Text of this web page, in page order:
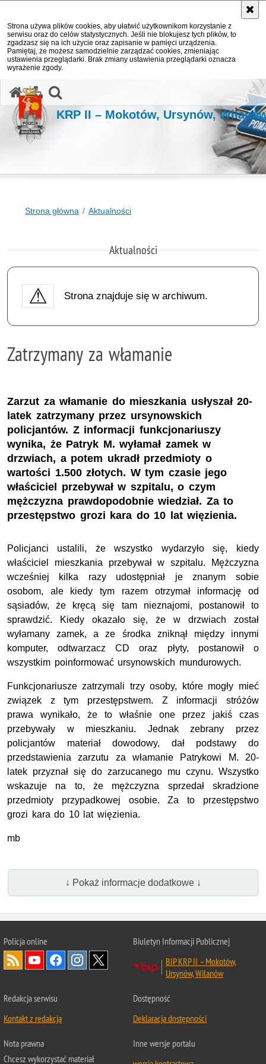
Strona używa plików cookies, aby ułatwić użytkownikom korzystanie z
serwisu oraz do celów statystycznych. Jeśli nie blokujesz tych plików, to
zgadzasz się na ich użycie oraz zapisanie w pamięci urządzenia.
Pamiętaj, że możesz samodzielnie zarządzać cookies, zmieniając
ustawienia przeglądarki. Brak zmiany ustawienia przeglądarki oznacza
wyrażenie zgody.
KRP II – Mokotów, Ursynów,
Strona główna Aktualności
Aktualności
Strona znajduje się w archiwum.
Zatrzymany za włamanie
Zarzut za włamanie do mieszkania usłyszał 20-
latek zatrzymany przez ursynowskich
policjantów. Z informacji funkcjonariuszy
wynika, że Patryk M. wyłamał zamek w
drzwiach, a potem ukradł przedmioty o
wartości 1.500 złotych. W tym czasie jego
właściciel przebywał w szpitalu, o czym
mężczyzna prawdopodobnie wiedział. Za to
przestępstwo grozi kara do 10 lat więzienia.
Policjanci ustalili, że wszystko wydarzyło się, kiedy
właściciel mieszkania przebywał w szpitalu. Mężczyzna
wcześniej kilka razy udostępniał je znanym sobie
osobom, ale kiedy tym razem otrzymał informację od
sąsiadów, że kręcą się tam nieznajomi, postanowił to
sprawdzić. Kiedy okazało się, że w drzwiach został
wyłamany zamek, a ze środka zniknął między innymi
komputer, odtwarzacz CD oraz płyty, postanowił o
wszystkim poinformować ursynowskich mundurowych.
Funkcjonariusze zatrzymali trzy osoby, które mogły mieć
związek z tym przestępstwem. Z informacji stróżów
prawa wynikało, że to właśnie one przez jakiś czas
przebywały w mieszkaniu. Jednak zebrany przez
policjantów materiał dowodowy, dał podstawy do
przedstawienia zarzutu za włamanie Patrykowi M. 20-
latek przyznał się do zarzucanego mu czynu. Wszystko
wskazuje na to, że mężczyzna sprzedał skradzione
przedmioty przypadkowej osobie. Za to przestępstwo
grozi kara do 10 lat więzienia.
mb
↓ Pokaż informacje dodatkowe ↓
Policja online
Biuletyn Informacji Publicznej
BIP KRP II – Mokotów,
Ursynów, Wilanów
Redakcja serwisu
Kontakt z redakcją
Dostępność
Deklaracja dostępności
Nota prawna
Chcesz wykorzystać materiał
Inne wersje portalu